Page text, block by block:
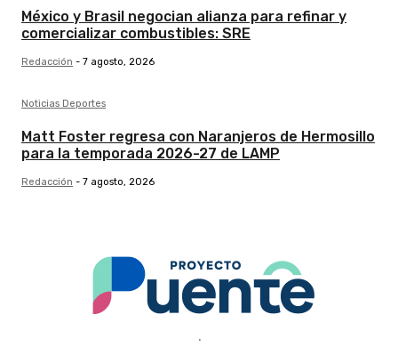
México y Brasil negocian alianza para refinar y
comercializar combustibles: SRE
Redacción - 7 agosto, 2026
Noticias Deportes
Matt Foster regresa con Naranjeros de Hermosillo
para la temporada 2026-27 de LAMP
Redacción - 7 agosto, 2026
.